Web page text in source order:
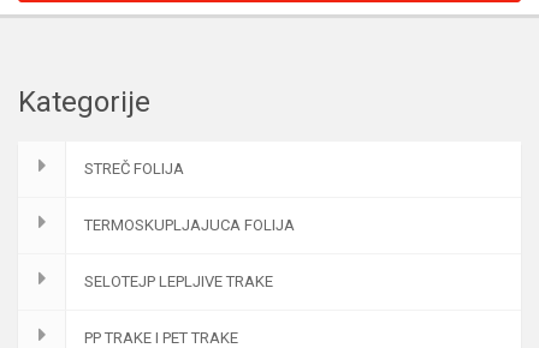
DOSTAVA
Kategorije
STREČ FOLIJA
TERMOSKUPLJAJUCA FOLIJA
SELOTEJP LEPLJIVE TRAKE
PP TRAKE I PET TRAKE